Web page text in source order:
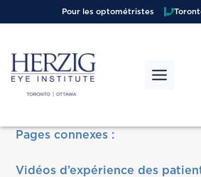
Pour les optométristes
Pages connexes :
Vidéos d’expérience des